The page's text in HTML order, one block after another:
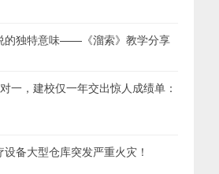
的独特意味——《溜索》教学分享
一，建校仅一年交出惊人成绩单：
备大型仓库突发严重火灾！